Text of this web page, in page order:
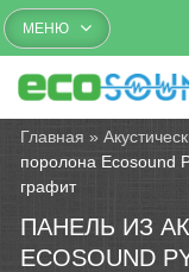
МЕНЮ
Главная »
поролона Ecosound
графит
ПАНЕЛЬ ИЗ
ECOSOUND